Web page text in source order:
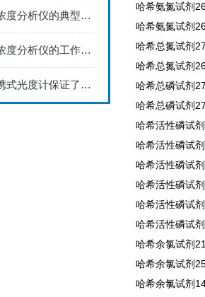
悬浮固体浓度分析仪的典型应用及特征，优势显著，就差你没看了
悬浮固体浓度分析仪的工作原理与应用
dr1900便携式光度计保证了分析结果的可靠性准确
哈希氨氮试剂
哈希氨氮试剂
哈希总氮试剂
哈希总氮试剂
哈希总磷试剂
哈希总磷试剂
哈希活性磷试
哈希活性磷试
哈希活性磷试
哈希活性磷试
哈希活性磷试
哈希活性磷试
哈希余氯试剂
哈希余氯试剂
哈希余氯试剂